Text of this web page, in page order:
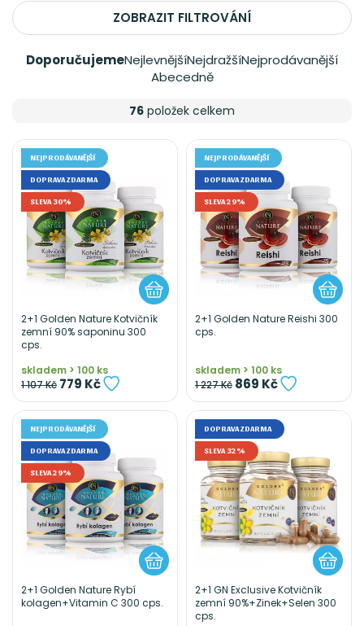
ZOBRAZIT FILTROVÁNÍ
DoporučujemeNejlevnějšíNejdražšíNejprodávanější
Abecedně
76 položek celkem
NEJPRODÁVANĚJŠÍ
DOPRAVA ZDARMA
SLEVA 30%
2+1 Golden Nature Kotvičník
zemní 90% saponinu 300
cps.
skladem > 100 ks
1 107 Kč 779 Kč
NEJPRODÁVANĚJŠÍ
DOPRAVA ZDARMA
SLEVA 29%
2+1 Golden Nature Reishi 300
cps.
skladem > 100 ks
1 227 Kč 869 Kč
NEJPRODÁVANĚJŠÍ
DOPRAVA ZDARMA
SLEVA 29%
2+1 Golden Nature Rybí
kolagen+Vitamin C 300 cps.
DOPRAVA ZDARMA
SLEVA 32%
2+1 GN Exclusive Kotvičník
zemní 90%+Zinek+Selen 300
cps.